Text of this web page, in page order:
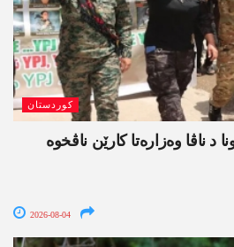
کوردستان
د ناڤا وەزارەتا کارێن ناڤخوە
2026-08-04